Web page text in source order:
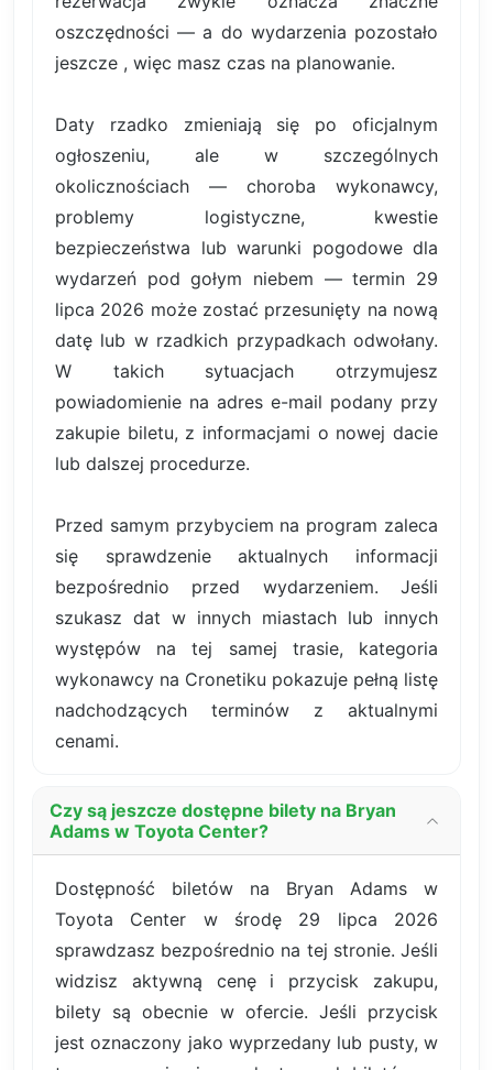
oszczędności — a do wydarzenia pozostało
jeszcze , więc masz czas na planowanie.
Daty rzadko zmieniają się po oficjalnym
ogłoszeniu, ale w szczególnych
okolicznościach — choroba wykonawcy,
problemy logistyczne, kwestie
bezpieczeństwa lub warunki pogodowe dla
wydarzeń pod gołym niebem — termin 29
lipca 2026 może zostać przesunięty na nową
datę lub w rzadkich przypadkach odwołany.
W takich sytuacjach otrzymujesz
powiadomienie na adres e-mail podany przy
zakupie biletu, z informacjami o nowej dacie
lub dalszej procedurze.
Przed samym przybyciem na program zaleca
się sprawdzenie aktualnych informacji
bezpośrednio przed wydarzeniem. Jeśli
szukasz dat w innych miastach lub innych
występów na tej samej trasie, kategoria
wykonawcy na Cronetiku pokazuje pełną listę
nadchodzących terminów z aktualnymi
cenami.
Czy są jeszcze dostępne bilety na Bryan
Adams w Toyota Center?
Dostępność biletów na Bryan Adams w
Toyota Center w środę 29 lipca 2026
sprawdzasz bezpośrednio na tej stronie. Jeśli
widzisz aktywną cenę i przycisk zakupu,
bilety są obecnie w ofercie. Jeśli przycisk
jest oznaczony jako wyprzedany lub pusty, w